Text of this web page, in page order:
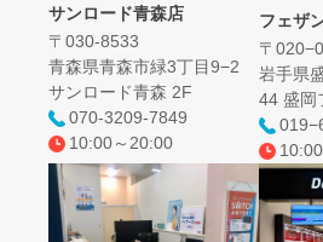
サンロード青森店
〒030-8533
青森県青森市緑3丁目9−2
サンロード青森 2F
070-3209-7849
10:00～20:00
フェザ
〒
岩手県
44 盛岡